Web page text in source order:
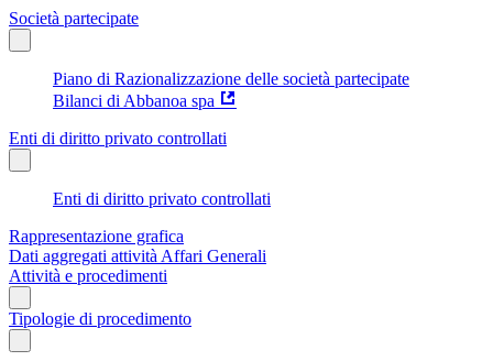
Società partecipate
Piano di Razionalizzazione delle società partecipate
Bilanci di Abbanoa spa
Enti di diritto privato controllati
Enti di diritto privato controllati
Rappresentazione grafica
Dati aggregati attività Affari Generali
Attività e procedimenti
Tipologie di procedimento